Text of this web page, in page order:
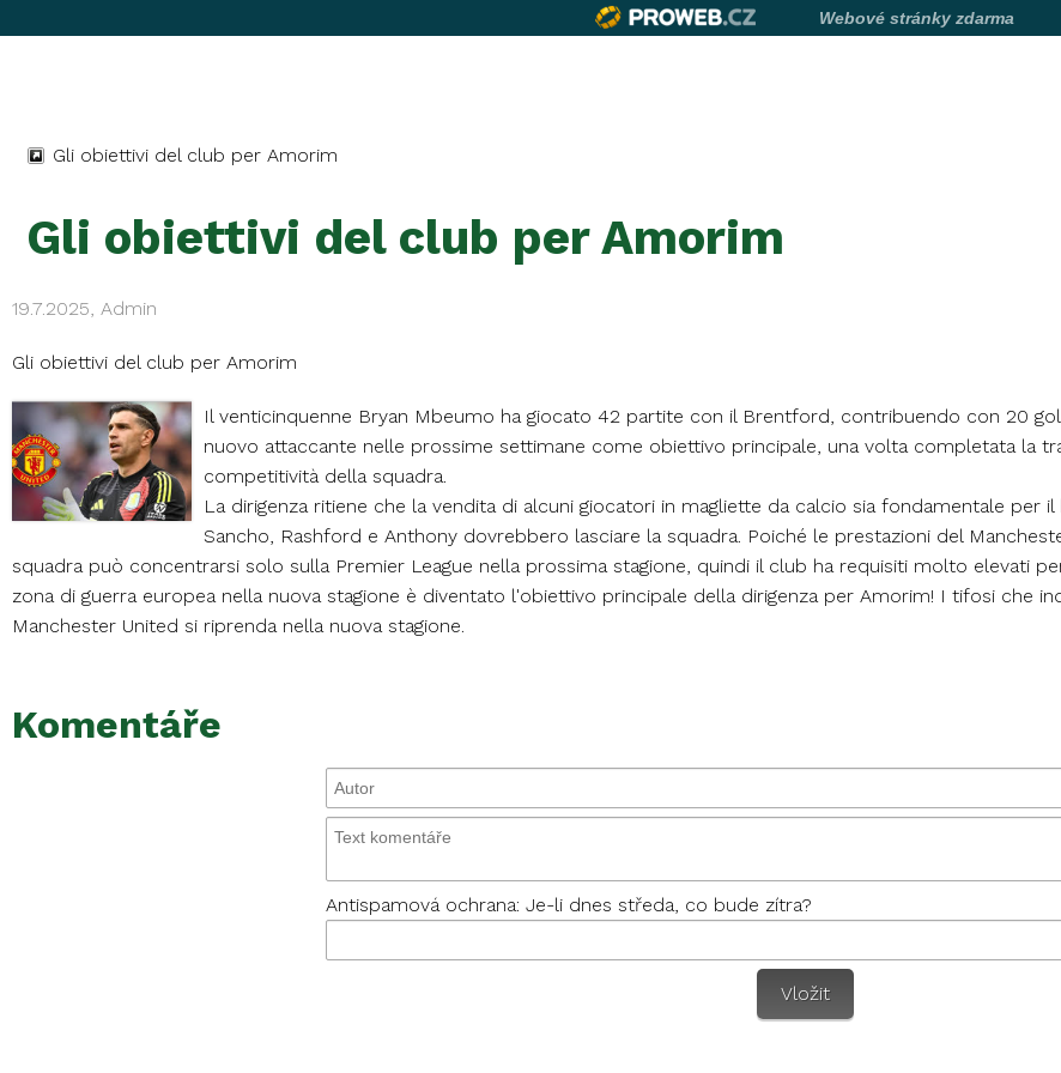
Gli obiettivi del club per Amorim
Gli obiettivi del club per Amorim
19.7.2025, Admin
Gli obiettivi del club per Amorim
Il venticinquenne Bryan Mbeumo ha giocato 42 partite con il Brentford, contribuendo con 20
nuovo attaccante nelle prossime settimane come obiettivo principale, una volta completata la
competitività della squadra.
La dirigenza ritiene che la vendita di alcuni giocatori in magliette da calcio sia fondamentale per
Sancho, Rashford e Anthony dovrebbero lasciare la squadra. Poiché le prestazioni del
squadra può concentrarsi solo sulla Premier League nella prossima stagione, quindi il club ha requisiti molto elevati
zona di guerra europea nella nuova stagione è diventato l'obiettivo principale della dirigenza per Amorim! I tifosi che
Manchester United si riprenda nella nuova stagione.
Komentáře
Antispamová ochrana: Je-li dnes středa, co bude zítra?
Vložit
Webové stránky zdarma